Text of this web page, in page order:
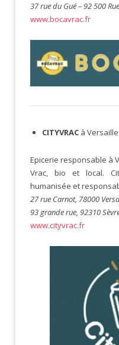
37 rue du Gué – 92 500
www.bocavrac.fr
CITYVRAC à
Epicerie responsable à
Vrac, bio et local.
humanisée et
27 rue Carnot, 78000
93 grande rue, 92310
www.cityvrac.fr